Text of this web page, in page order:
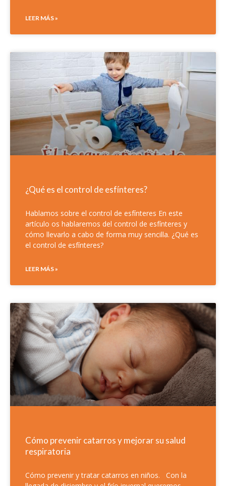
LEER MÁS »
¿Qué es el control de esfínteres?
Hablamos sobre el control de esfínteres En este
artículo os hablaremos del control de esfínteres y
cómo llevarlo a cabo de forma muy sencilla. ¿Qué es
el control de esfínteres?
LEER MÁS »
Cómo prevenir catarros y mejorar su salud
respiratoria
Cómo prevenir y tratar catarros en niños. Con la